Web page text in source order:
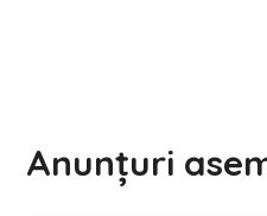
Anunțuri